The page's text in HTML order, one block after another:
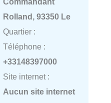
Rolland, 93350 Le
Quartier :
Téléphone :
+33148397000
Site internet :
Aucun site internet